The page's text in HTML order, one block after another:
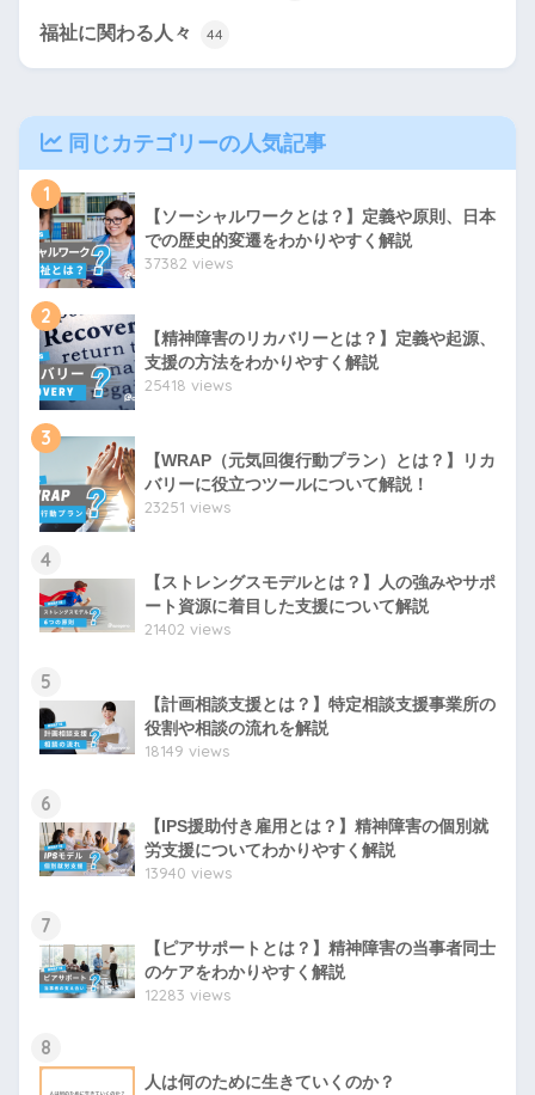
福祉に関わる人々 44
同じカテゴリーの人気記事
1
【ソーシャルワークとは？】定義や原則、日本
での歴史的変遷をわかりやすく解説
37382 views
2
【精神障害のリカバリーとは？】定義や起源、
支援の方法をわかりやすく解説
25418 views
3
【WRAP（元気回復行動プラン）とは？】リカ
バリーに役立つツールについて解説！
23251 views
4
【ストレングスモデルとは？】人の強みやサポ
ート資源に着目した支援について解説
21402 views
5
【計画相談支援とは？】特定相談支援事業所の
役割や相談の流れを解説
18149 views
6
【IPS援助付き雇用とは？】精神障害の個別就
労支援についてわかりやすく解説
13940 views
7
【ピアサポートとは？】精神障害の当事者同士
のケアをわかりやすく解説
12283 views
8
人は何のために生きていくのか？